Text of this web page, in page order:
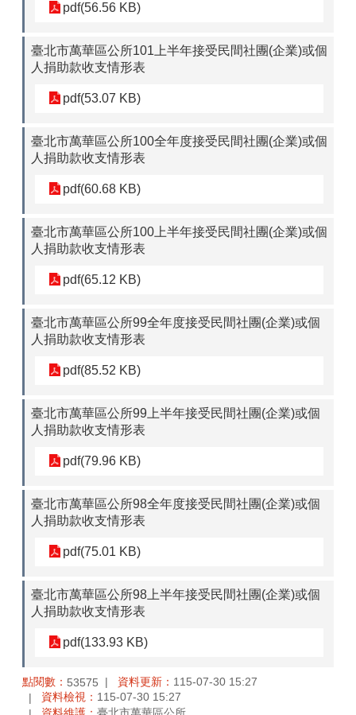
pdf(56.56 KB)
臺北市萬華區公所101上半年接受民間社團(企業)或個
人捐助款收支情形表
pdf(53.07 KB)
臺北市萬華區公所100全年度接受民間社團(企業)或個
人捐助款收支情形表
pdf(60.68 KB)
臺北市萬華區公所100上半年接受民間社團(企業)或個
人捐助款收支情形表
pdf(65.12 KB)
臺北市萬華區公所99全年度接受民間社團(企業)或個
人捐助款收支情形表
pdf(85.52 KB)
臺北市萬華區公所99上半年接受民間社團(企業)或個
人捐助款收支情形表
pdf(79.96 KB)
臺北市萬華區公所98全年度接受民間社團(企業)或個
人捐助款收支情形表
pdf(75.01 KB)
臺北市萬華區公所98上半年接受民間社團(企業)或個
人捐助款收支情形表
pdf(133.93 KB)
點閱數： 53575 資料更新： 115-07-30 15:27
資料檢視： 115-07-30 15:27